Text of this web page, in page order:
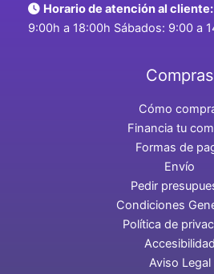
Horario de atención al cliente:
9:00h a 18:00h Sábados: 9:00 a
Compras
Cómo
Financia tu
Formas de
Envío
Pedir
Condiciones
Política de
Accesibilidad
Aviso Legal